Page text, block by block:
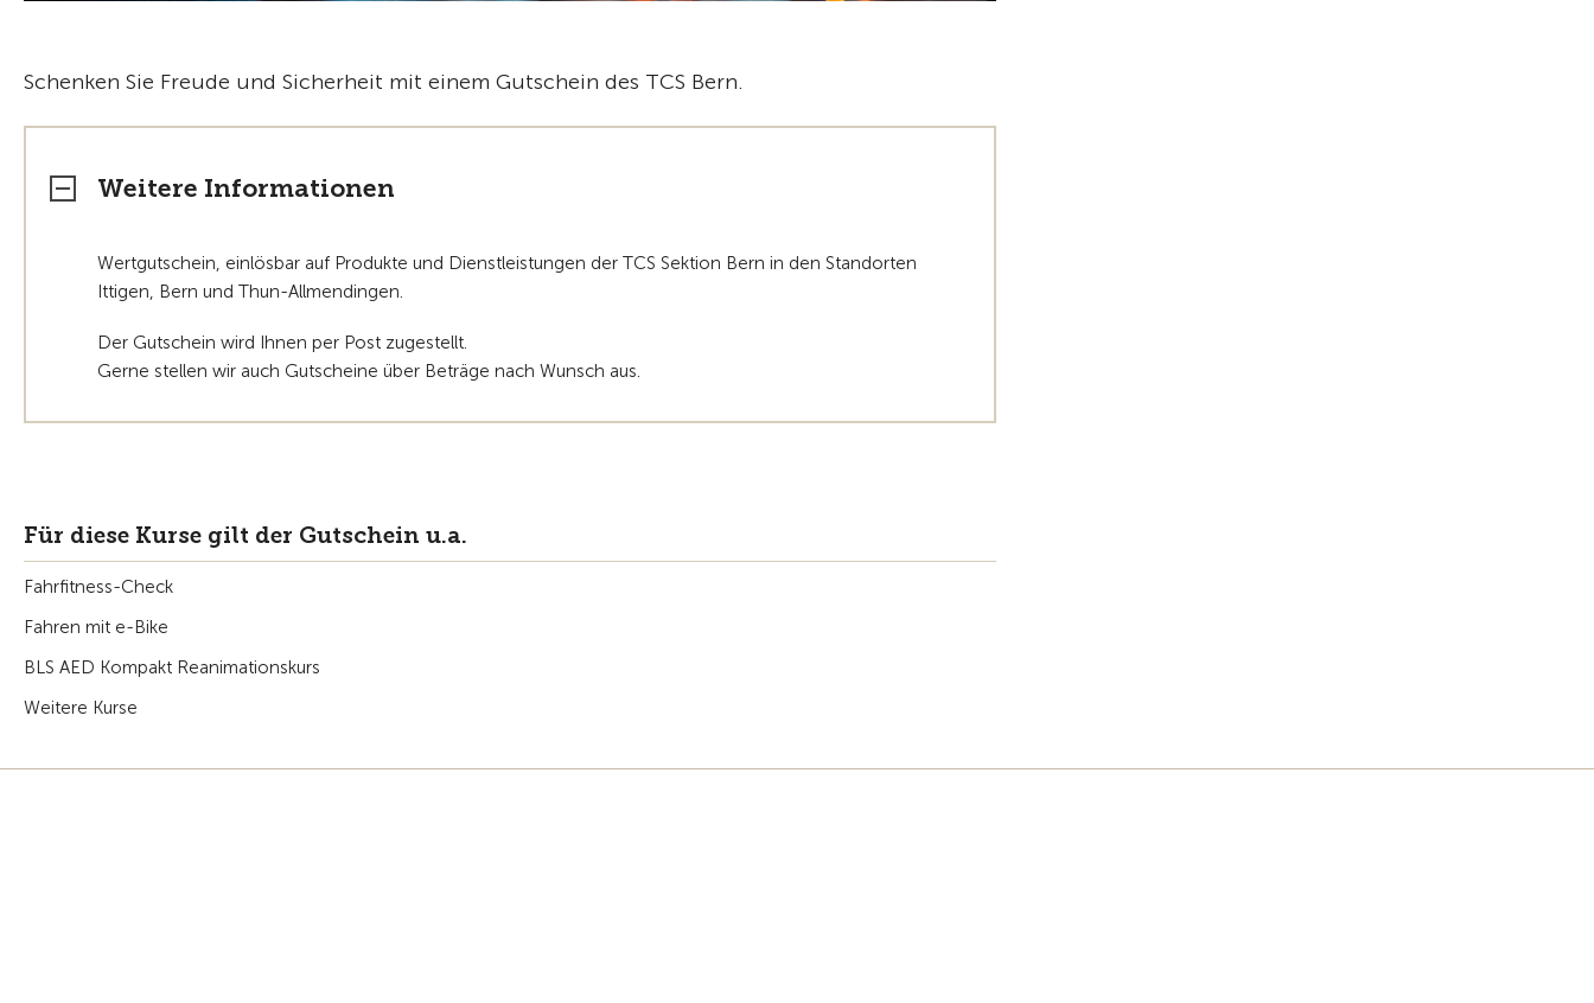
Schenken Sie Freude und Sicherheit mit einem Gutschein des TCS Bern.
Weitere Informationen
Wertgutschein, einlösbar auf Produkte und Dienstleistungen der TCS Sektion Bern in den Standorten
Ittigen, Bern und Thun-Allmendingen.
Der Gutschein wird Ihnen per Post zugestellt.
Gerne stellen wir auch Gutscheine über Beträge nach Wunsch aus.
Für diese Kurse gilt der Gutschein u.a.
Fahrfitness-Check
Fahren mit e-Bike
BLS AED Kompakt Reanimationskurs
Weitere Kurse